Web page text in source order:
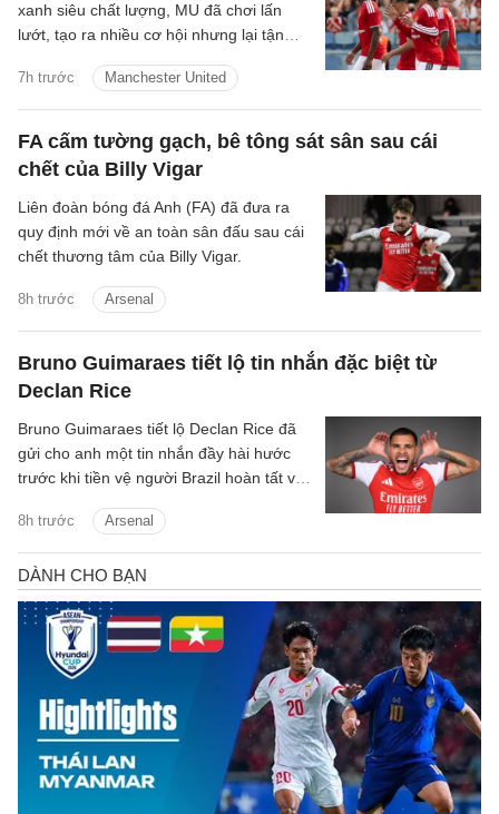
7h trước Manchester United
xanh siêu chất lượng, MU đã chơi lấn
lướt, tạo ra nhiều cơ hội nhưng lại tận
quả hòa.
FA cấm tường gạch, bê tông sát sân sau cái
chết của Billy Vigar
8h trước Arsenal
Liên đoàn bóng đá Anh (FA) đã đưa ra
quy định mới về an toàn sân đấu sau cái
chết thương tâm của Billy Vigar.
Bruno Guimaraes tiết lộ tin nhắn đặc biệt từ
Declan Rice
8h trước Arsenal
Bruno Guimaraes tiết lộ Declan Rice đã
gửi cho anh một tin nhắn đầy hài hước
trước khi tiền vệ người Brazil hoàn tất vụ
Arsenal.